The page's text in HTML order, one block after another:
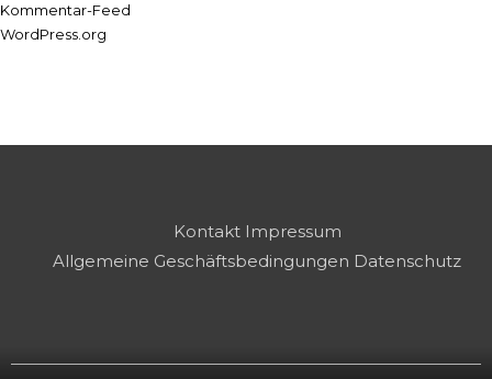
Kommentar-Feed
WordPress.org
Kontakt Impressum
Allgemeine Geschäftsbedingungen Datenschutz